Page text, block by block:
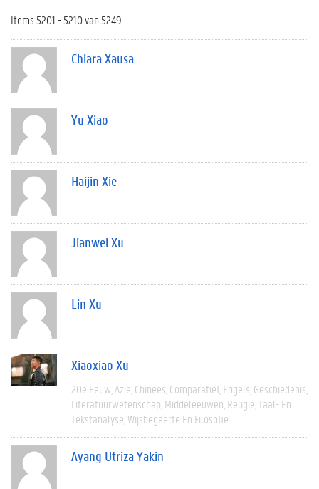
Items 5201 - 5210 van 5249
Chiara Xausa
Yu Xiao
Haijin Xie
Jianwei Xu
Lin Xu
Xiaoxiao Xu
20e Eeuw Azië Chinees Comparatief Engels Geschiedenis
Literatuurwetenschap Middeleeuwen Religie Taal- En
Tekstanalyse Wijsbegeerte En Filosofie
Ayang Utriza Yakin